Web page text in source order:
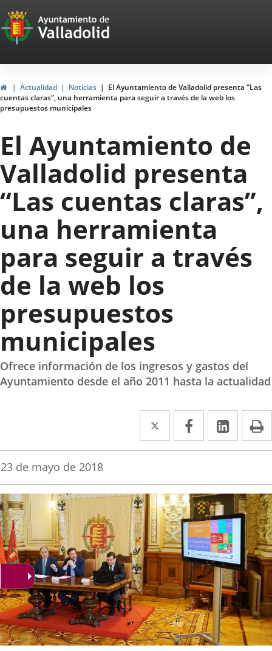
Portal
Web
del
Ayuntamiento
de
Valladolid
InicioActualidad Noticias
El Ayuntamiento de Valladolid presenta “Las
cuentas claras”, una herramienta para seguir a través de la web los
presupuestos municipales
El Ayuntamiento de
Valladolid presenta
“Las cuentas claras”,
una herramienta
para seguir a través
de la web los
presupuestos
municipales
Ofrece información de los ingresos y gastos del
Ayuntamiento desde el año 2011 hasta la actualidad
Twitter
Enlace
a
aplicación
externa.
Facebook
Enlace
a
aplicación
externa.
Enlace
a
Fecha
la
noticia
23 de mayo de 2018